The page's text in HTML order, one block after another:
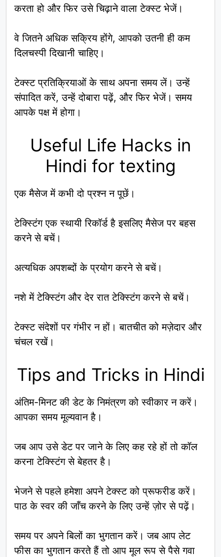
करता हो और फिर उसे चिढ़ाने वाला टेक्स्ट भेजें।
वे जितने अधिक सक्रिय होंगे, आपको उतनी ही कम
दिलचस्पी दिखानी चाहिए।
टेक्स्ट प्रतिक्रियाओं के साथ अपना समय लें। उन्हें
संपादित करें, उन्हें दोबारा पढ़ें, और फिर भेजें। समय
आपके पक्ष में होगा।
Useful Life Hacks in
Hindi for texting
एक मैसेज में कभी दो प्रश्न न पूछें।
टेक्स्टिंग एक स्थायी रिकॉर्ड है इसलिए मैसेज पर बहस
करने से बचें।
अत्यधिक अपशब्दों के प्रयोग करने से बचें।
नशे में टेक्स्टिंग और देर रात टेक्स्टिंग करने से बचें।
टेक्स्ट संदेशों पर गंभीर न हों। बातचीत को मज़ेदार और
चंचल रखें।
Tips and Tricks in Hindi
अंतिम-मिनट की डेट के निमंत्रण को स्वीकार न करें।
आपका समय मूल्यवान है।
जब आप उसे डेट पर जाने के लिए कह रहे हों तो कॉल
करना टेक्स्टिंग से बेहतर है।
भेजने से पहले हमेशा अपने टेक्स्ट को प्रूफरीड करें।
पाठ के स्वर की जाँच करने के लिए उन्हें ज़ोर से पढ़ें।
समय पर अपने बिलों का भुगतान करें। जब आप लेट
फीस का भुगतान करते हैं तो आप मूल रूप से पैसे गवा